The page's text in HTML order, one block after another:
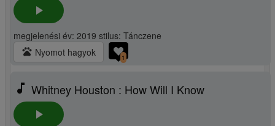
play_arrow
megjelenési év: 2019 stilus: Tánczene
pets Nyomot hagyok 1
music_note Whitney Houston : How Will I Know
play_arrow